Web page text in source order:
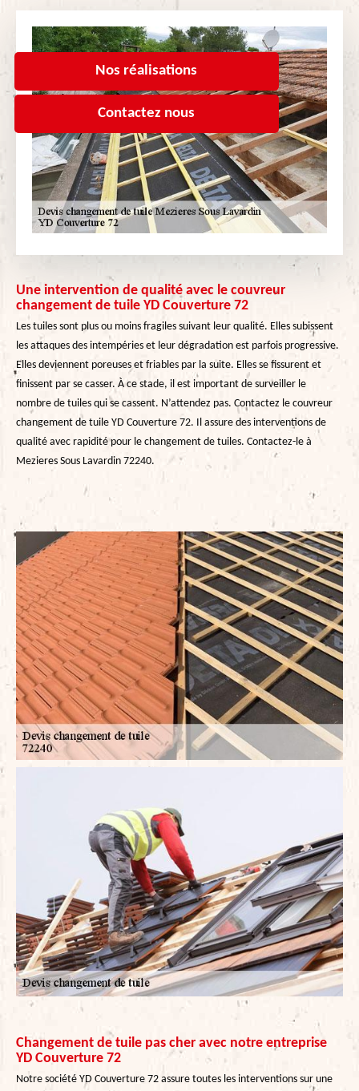
Nos réalisations
Contactez nous
Une intervention de qualité avec le couvreur
changement de tuile YD Couverture 72
Les tuiles sont plus ou moins fragiles suivant leur qualité. Elles subissent
les attaques des intempéries et leur dégradation est parfois progressive.
Elles deviennent poreuses et friables par la suite. Elles se fissurent et
finissent par se casser. À ce stade, il est important de surveiller le
nombre de tuiles qui se cassent. N’attendez pas. Contactez le couvreur
changement de tuile YD Couverture 72. Il assure des interventions de
qualité avec rapidité pour le changement de tuiles. Contactez-le à
Mezieres Sous Lavardin 72240.
Changement de tuile pas cher avec notre entreprise
YD Couverture 72
Notre société YD Couverture 72 assure toutes les interventions sur une